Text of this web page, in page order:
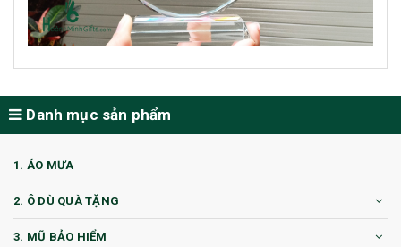
Danh mục sản phẩm
1. ÁO MƯA
2. Ô DÙ QUÀ TẶNG
3. MŨ BẢO HIỂM